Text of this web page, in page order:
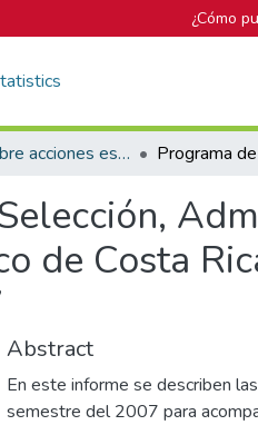
¿Cómo
Informes sobre acciones específicas del DOP
de Costa
Abstract
En este informe se describen
semestre del 2007 para